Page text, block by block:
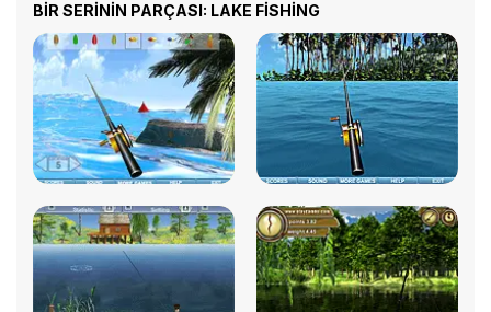
BİR SERİNİN PARÇASI: LAKE FISHING